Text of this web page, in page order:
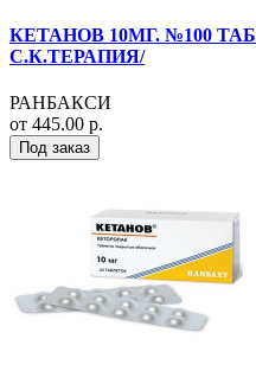
КЕТАНОВ 10МГ. №100
С.К.ТЕРАПИЯ/
РАНБАКСИ
от 445.00 р.
Под заказ